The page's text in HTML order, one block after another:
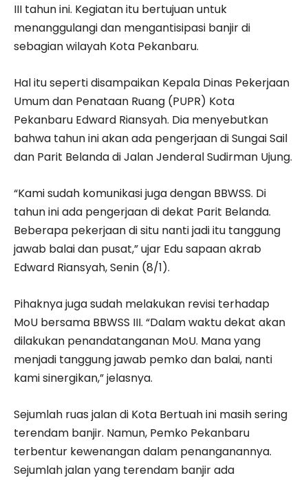
III tahun ini. Kegiatan itu bertujuan untuk
menanggulangi dan mengantisipasi banjir di
sebagian wilayah Kota Pekanbaru.
Hal itu seperti disampaikan Kepala Dinas Pekerjaan
Umum dan Penataan Ruang (PUPR) Kota
Pekanbaru Edward Riansyah. Dia menyebutkan
bahwa tahun ini akan ada pengerjaan di Sungai Sail
dan Parit Belanda di Jalan Jenderal Sudirman Ujung.
“Kami sudah komunikasi juga dengan BBWSS. Di
tahun ini ada pengerjaan di dekat Parit Belanda.
Beberapa pekerjaan di situ nanti jadi itu tanggung
jawab balai dan pusat,” ujar Edu sapaan akrab
Edward Riansyah, Senin (8/1).
Pihaknya juga sudah melakukan revisi terhadap
MoU bersama BBWSS III. “Dalam waktu dekat akan
dilakukan penandatanganan MoU. Mana yang
menjadi tanggung jawab pemko dan balai, nanti
kami sinergikan,” jelasnya.
Sejumlah ruas jalan di Kota Bertuah ini masih sering
terendam banjir. Namun, Pemko Pekanbaru
terbentur kewenangan dalam penanganannya.
Sejumlah jalan yang terendam banjir ada